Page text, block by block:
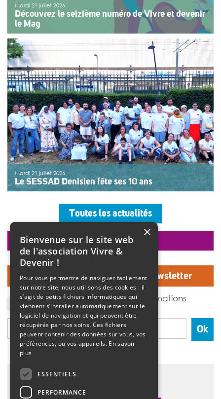
Mardi 21 juillet 2026
Découvrez le seizième numéro de Vivre et devenir
le Mag
Le numéro du mois de juillet 2026 de Vivre et devenir, Le
Mag, vient de paraître. Le dossier central se concentre
sur les vacances pour tous. Vivre et devenir a lancé un
plan d’action afin de rendre les vacances accessibles
[…]
>>Lire la suite
Mardi 21 juillet 2026
Le SESSAD Denisien fête ses 10 ans
accueillaient les invités autour d’un buffet, dans une
ambiance musicale live assurée par un groupe de
musiciens. Christine Manadi, directrice du SESSAD
depuis sa création, est revenue sur l’histoire […]
>>Lire la suite
Toutes les actualités
Inscrivez-vous à notre Newsletter
J'accepte de recevoir des informations
de l'association Vivre et devenir.
Ok
faire un don
×
Bienvenue sur le site web
de l'association Vivre &
Devenir !
Pour vous permettre de naviguer facilement
sur notre site, nous utilisons des cookies : il
s’agit de petits fichiers informatiques qui
viennent s’installer automatiquement sur le
logiciel de navigation et qui peuvent être
récupérés par nos soins. Ces fichiers
peuvent contenir des données sur vous, vos
préférences, ou vos appareils. En savoir
plus
ESSENTIELS
PERFORMANCE